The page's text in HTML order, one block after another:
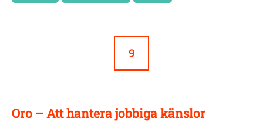
9
Oro – Att hantera jobbiga känslor